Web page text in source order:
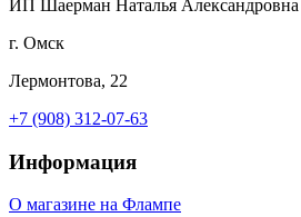
ИП Шаерман Наталья Александровна
г. Омск
Лермонтова, 22
+7 (908) 312-07-63
Информация
О магазине на Флампе